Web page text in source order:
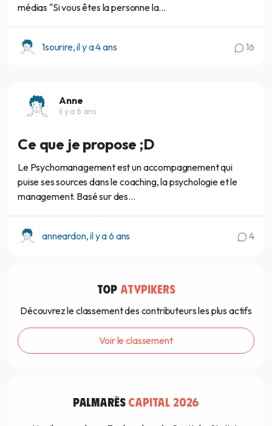
médias "Si vous êtes la personne la...
1sourire, il y a 4 ans 16
Anne
il y a 6 ans
Ce que je propose ;D
Le Psychomanagement est un accompagnement qui
puise ses sources dans le coaching, la psychologie et le
management. Basé sur des...
anneardon, il y a 6 ans 4
TOP ATYPIKERS
Découvrez le classement des contributeurs les plus actifs
Voir le classement
PALMARÈS CAPITAL 2026